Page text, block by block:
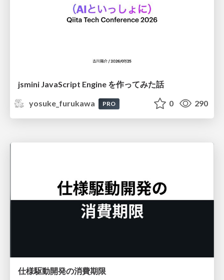
jsmini JavaScript Engine を作ってみた話
yosuke_furukawa
PRO 0 290
仕様駆動開発の消費期限